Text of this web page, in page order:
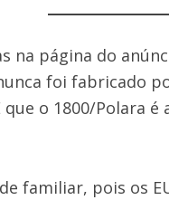
na página do
foi fabricado
o 1800/Polara
familiar, pois os